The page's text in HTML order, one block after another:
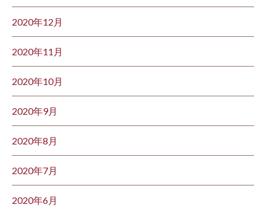
2020年12月
2020年11月
2020年10月
2020年9月
2020年8月
2020年7月
2020年6月